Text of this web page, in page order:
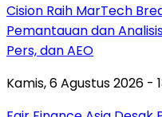
Cision Raih MarTech
Pemantauan dan
Pers, dan AEO
Kamis, 6 Agustus 2026 -